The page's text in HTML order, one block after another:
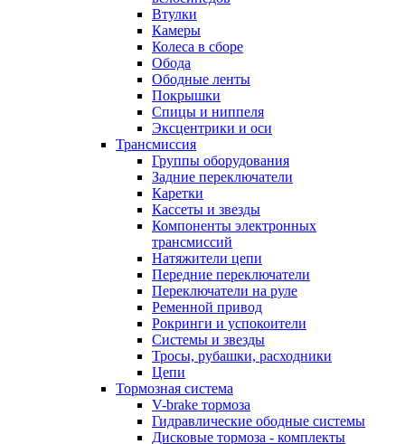
Втулки
Камеры
Колеса в сборе
Обода
Ободные ленты
Покрышки
Спицы и ниппеля
Эксцентрики и оси
Трансмиссия
Группы оборудования
Задние переключатели
Каретки
Кассеты и звезды
Компоненты электронных
трансмиссий
Натяжители цепи
Передние переключатели
Переключатели на руле
Ременной привод
Рокринги и успокоители
Системы и звезды
Тросы, рубашки, расходники
Цепи
Тормозная система
V-brake тормоза
Гидравлические ободные системы
Дисковые тормоза - комплекты